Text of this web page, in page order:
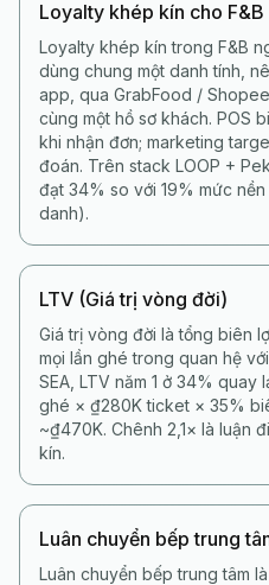
Loyalty khép kín cho F&B
Loyalty khép kín trong F&B
dùng chung một danh tính,
app, qua GrabFood /
cùng một hồ sơ khách. POS
khi nhận đơn; marketing
đoán. Trên stack LOOP +
đạt 34% so với 19% mức
danh).
LTV (Giá trị vòng đời)
Giá trị vòng đời là tổng biên
mọi lần ghé trong quan hệ
SEA, LTV năm 1 ở 34% quay
ghé × ₫280K ticket × 35%
~₫470K. Chênh 2,1× là luận
kín.
Luân chuyển bếp trung
Luân chuyển bếp trung tâm